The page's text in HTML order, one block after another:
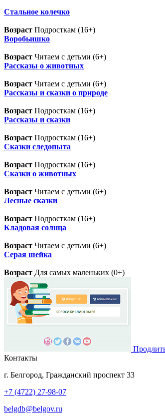
Стальное колечко
Возраст Подросткам (16+)
Воробьишко
Возраст Читаем с детьми (6+)
Рассказы о животных
Возраст Читаем с детьми (6+)
Рассказы и сказки о природе
Возраст Подросткам (16+)
Рассказы и сказки
Возраст Подросткам (16+)
Сказки следопыта
Возраст Подросткам (16+)
Сказки о животных
Возраст Читаем с детьми (6+)
Лесные сказки
Возраст Подросткам (16+)
Кладовая солнца
Возраст Читаем с детьми (6+)
Серая шейка
Возраст Для самых маленьких (0+)
Контакты
г. Белгород, Гражданский проспект 33
+7 (4722) 27-98-07
belgdb@belgov.ru